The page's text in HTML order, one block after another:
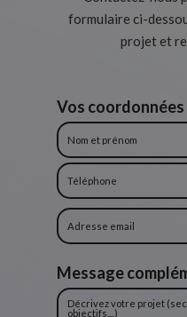
formulaire ci-
projet et
Vos coordonnées
Message